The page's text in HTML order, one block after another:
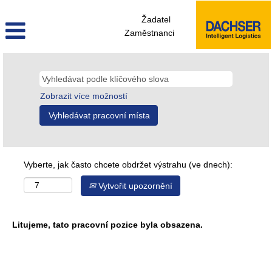
Žadatel
Zaměstnanci
Zobrazit více možností
Vyberte, jak často chcete obdržet výstrahu (ve dnech):
Vytvořit upozornění
Litujeme, tato pracovní pozice byla obsazena.